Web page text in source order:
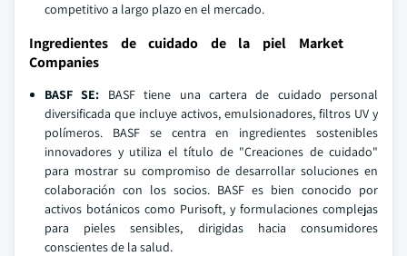
competitivo a largo plazo en el mercado.
Ingredientes de cuidado de la piel Market
Companies
BASF SE: BASF tiene una cartera de cuidado personal
diversificada que incluye activos, emulsionadores, filtros UV y
polímeros. BASF se centra en ingredientes sostenibles
innovadores y utiliza el título de "Creaciones de cuidado"
para mostrar su compromiso de desarrollar soluciones en
colaboración con los socios. BASF es bien conocido por
activos botánicos como Purisoft, y formulaciones complejas
para pieles sensibles, dirigidas hacia consumidores
conscientes de la salud.